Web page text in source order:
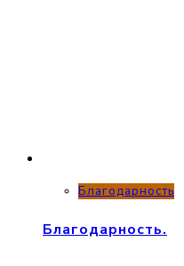
Благодарность
Благодарность.